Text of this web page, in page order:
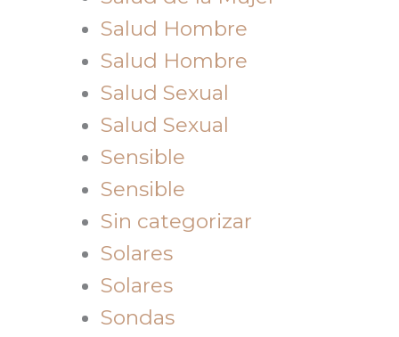
Salud Hombre
Salud Hombre
Salud Sexual
Salud Sexual
Sensible
Sensible
Sin categorizar
Solares
Solares
Sondas